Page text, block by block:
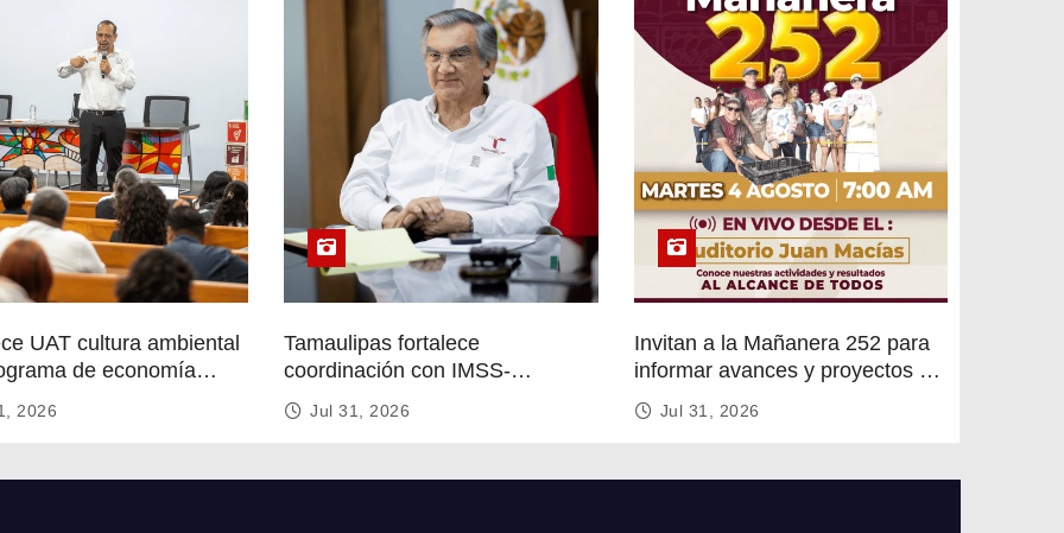
UAT cultura ambiental
de economía
2026
Tamaulipas fortalece
coordinación con IMSS-
Bienestar para mejorar servicios
de salud
Jul 31, 2026
Invitan a la Mañanera 252 para
informar avances y proyectos de
Altamira
Jul 31, 2026